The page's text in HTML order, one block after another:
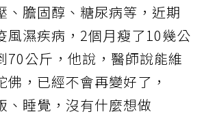
、膽固醇、糖尿病等，近期
風濕疾病，2個月瘦了10幾公
70公斤，他說，醫師說能維
佛，已經不會再變好了，
、睡覺，沒有什麼想做